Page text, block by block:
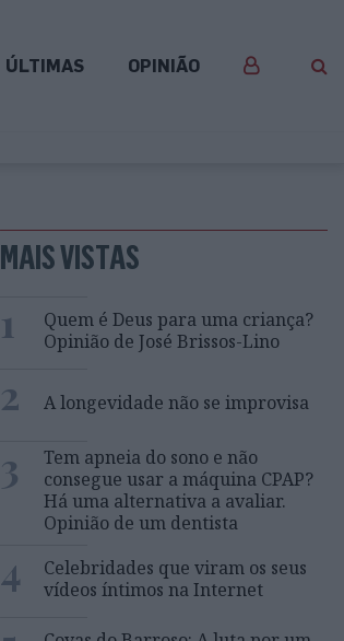
ÚLTIMAS OPINIÃO
MAIS VISTAS
1
Quem é Deus para uma criança?
Opinião de José Brissos-Lino
2 A longevidade não se improvisa
3
Tem apneia do sono e não
consegue usar a máquina CPAP?
Há uma alternativa a avaliar.
Opinião de um dentista
4
Celebridades que viram os seus
vídeos íntimos na Internet